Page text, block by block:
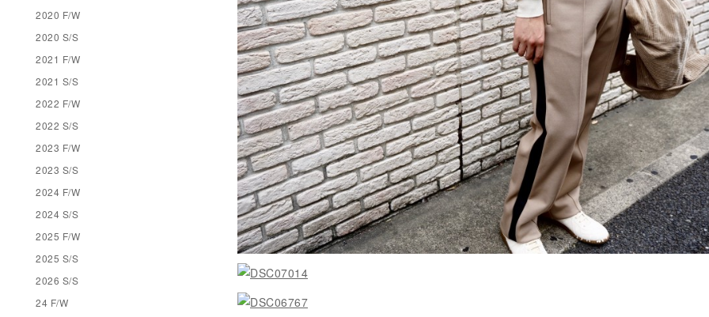
2020 F/W
2020 S/S
2021 F/W
2021 S/S
2022 F/W
2022 S/S
2023 F/W
2023 S/S
2024 F/W
2024 S/S
2025 F/W
2025 S/S
2026 S/S
24 F/W